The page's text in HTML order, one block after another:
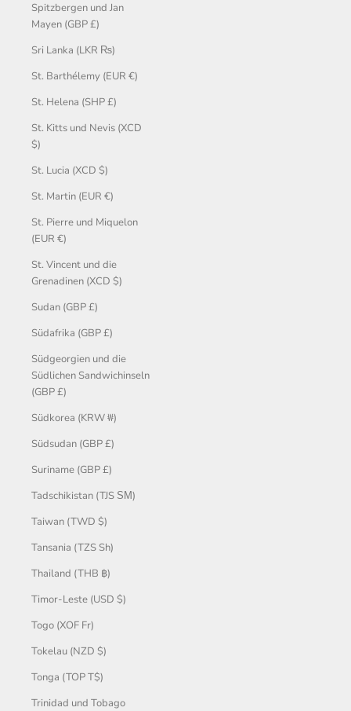
Spitzbergen und Jan
Mayen (GBP £)
Sri Lanka (LKR ₨)
St. Barthélemy (EUR €)
St. Helena (SHP £)
St. Kitts und Nevis (XCD
$)
St. Lucia (XCD $)
St. Martin (EUR €)
St. Pierre und Miquelon
(EUR €)
St. Vincent und die
Grenadinen (XCD $)
Sudan (GBP £)
Südafrika (GBP £)
Südgeorgien und die
Südlichen Sandwichinseln
(GBP £)
Südkorea (KRW ₩)
Südsudan (GBP £)
Suriname (GBP £)
Tadschikistan (TJS ЅМ)
Taiwan (TWD $)
Tansania (TZS Sh)
Thailand (THB ฿)
Timor-Leste (USD $)
Togo (XOF Fr)
Tokelau (NZD $)
Tonga (TOP T$)
Trinidad und Tobago